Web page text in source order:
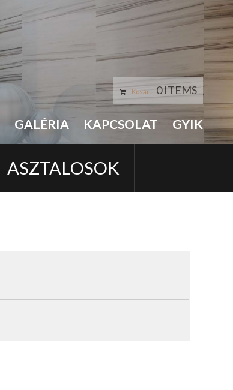
GALÉRIA KAPCSOLAT GYIK
Kosár: 0 ITEMS
ASZTALOSOK